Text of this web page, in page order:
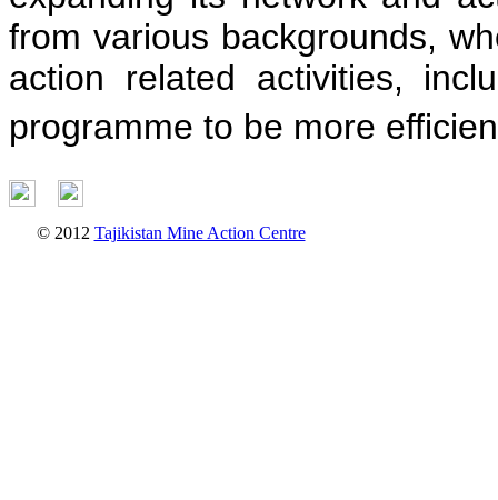
from various backgrounds,
action related activities,
programme to be more
© 2012 Tajikistan Mine Action Centre